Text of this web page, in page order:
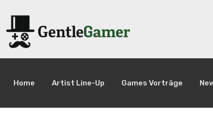
Home Artist Line-Up Games Vorträge